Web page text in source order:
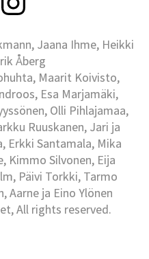
Jaana Ihme, Heikki
Åberg
Maarit Koivisto,
Esa Marjamäki,
Olli Pihlajamaa,
Ruuskanen, Jari ja
Erkki Santamala, Mika
Kimmo Silvonen, Eija
Päivi Torkki, Tarmo
Aarne ja Eino Ylönen
All rights reserved.